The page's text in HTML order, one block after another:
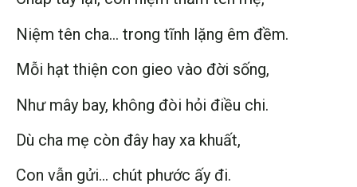
Niệm tên cha… trong tĩnh lặng êm đềm.
Mỗi hạt thiện con gieo vào đời sống,
Như mây bay, không đòi hỏi điều chi.
Dù cha mẹ còn đây hay xa khuất,
Con vẫn gửi… chút phước ấy đi.